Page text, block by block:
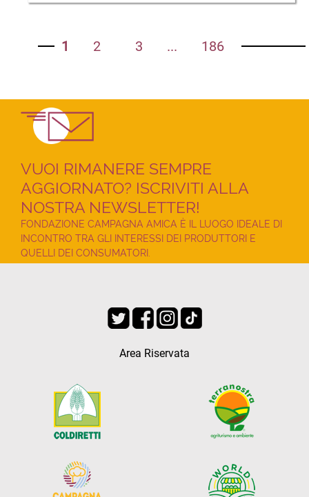
1 2 3 ... 186
VUOI RIMANERE SEMPRE
AGGIORNATO? ISCRIVITI ALLA
NOSTRA NEWSLETTER!
FONDAZIONE CAMPAGNA AMICA È IL LUOGO IDEALE DI
INCONTRO TRA GLI INTERESSI DEI PRODUTTORI E
QUELLI DEI CONSUMATORI.
Area Riservata